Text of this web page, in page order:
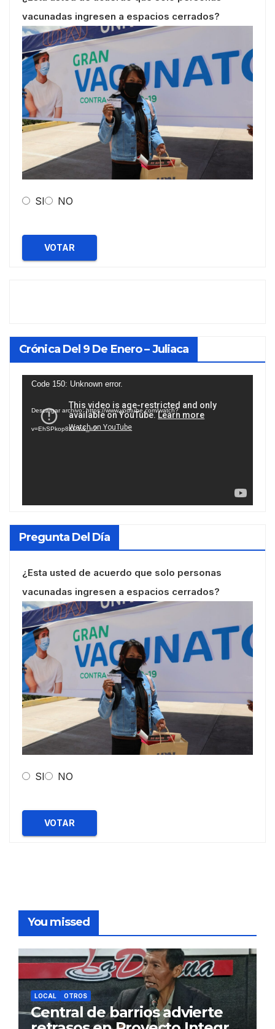
vacunadas ingresen a espacios cerrados?
SI NO
VOTAR
Crónica Del 9 De Enero – Juliaca
Reproductor
vídeo
Code 150: Unknown error.
Descargar archivo: https://www.youtube.com/watch?
v=EhSPkop8KPY&_=2
Pregunta Del Día
¿Esta usted de acuerdo que solo personas
vacunadas ingresen a espacios cerrados?
SI NO
VOTAR
You missed
LOCAL OTROS
Central de barrios advierte